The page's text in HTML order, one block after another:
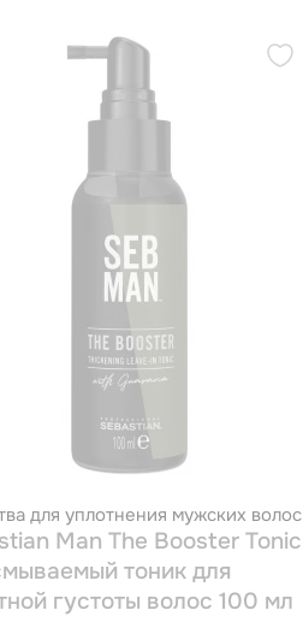
для уплотнения мужских волос
Man The Booster Tonic
тоник для
густоты волос 100 мл